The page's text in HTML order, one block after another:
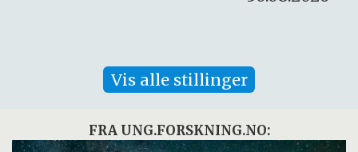
Vis alle stillinger
FRA UNG.FORSKNING.NO: